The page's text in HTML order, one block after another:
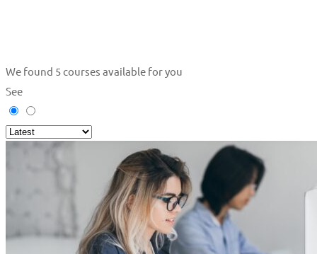
We found 5courses available for you
See